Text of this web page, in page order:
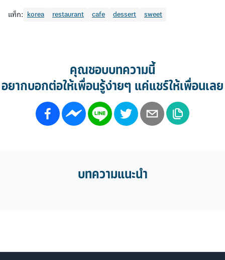
แท็ก: korea restaurant cafe dessert sweet
คุณชอบบทความนี้
อยากบอกต่อให้เพื่อนรู้ง่ายๆ แค่แชร์ให้เพื่อนเลย
บทความแนะนำ